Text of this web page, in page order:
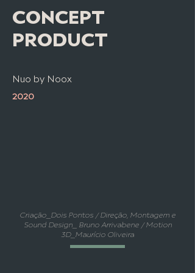
CONCEPT
PRODUCT
Nuo by Noox
2020
Criação_Dois Pontos / Direção, Montagem e
Sound Design_ Bruno Arrivabene / Motion
3D_Maurício Oliveira